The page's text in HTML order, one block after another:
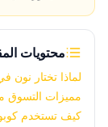
محتويات
لماذا تختار نون
مميزات التسوق
كيف تستخدم